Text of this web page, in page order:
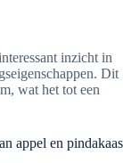
inzicht in
Dit
wat het tot een
appel en pindakaas